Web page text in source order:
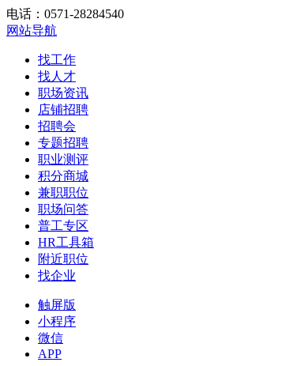
电话：0571-28284540
网站导航
找工作
找人才
职场资讯
店铺招聘
招聘会
专题招聘
职业测评
积分商城
兼职职位
职场问答
普工专区
HR工具箱
附近职位
找企业
触屏版
小程序
微信
APP